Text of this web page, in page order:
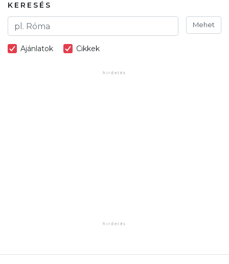
KERESÉS
Mehet
Ajánlatok Cikkek